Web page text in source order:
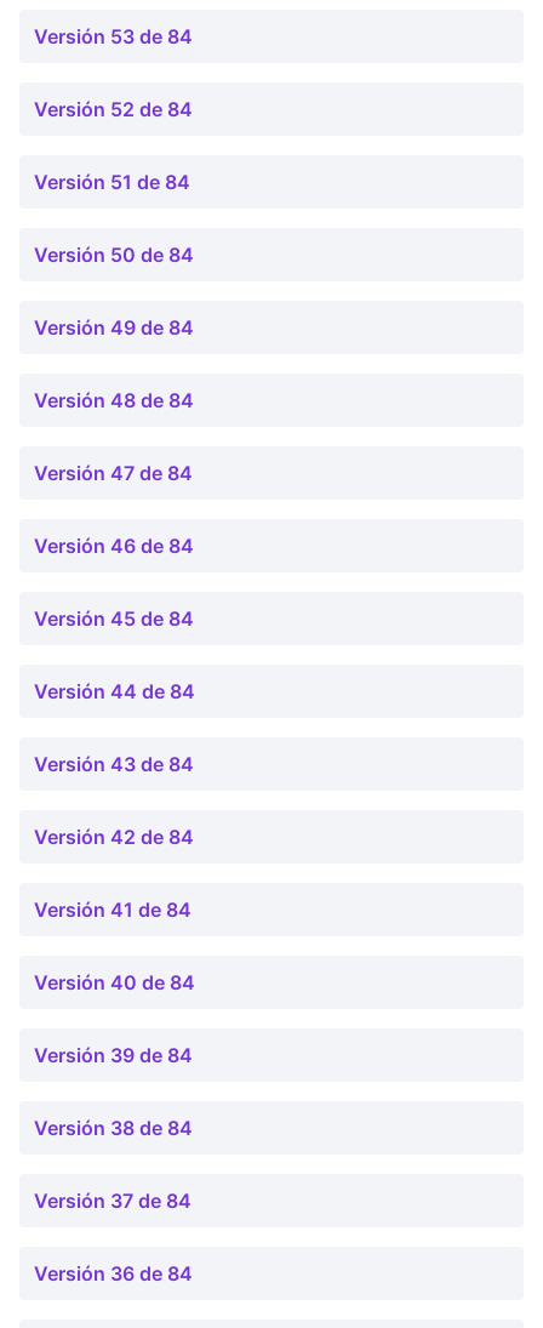
Versión 53 de 84
Versión 52 de 84
Versión 51 de 84
Versión 50 de 84
Versión 49 de 84
Versión 48 de 84
Versión 47 de 84
Versión 46 de 84
Versión 45 de 84
Versión 44 de 84
Versión 43 de 84
Versión 42 de 84
Versión 41 de 84
Versión 40 de 84
Versión 39 de 84
Versión 38 de 84
Versión 37 de 84
Versión 36 de 84